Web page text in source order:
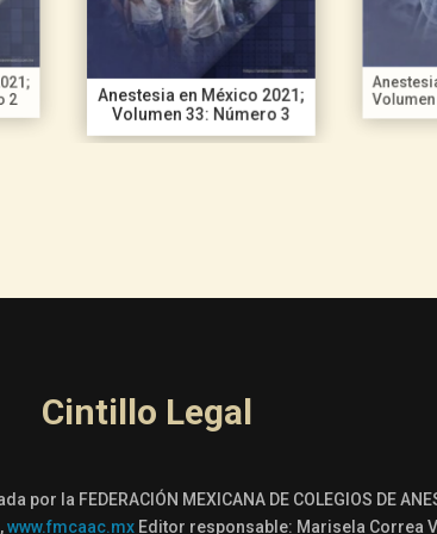
Anestesia en México 2021;
Volumen 33: Número 3
Anestesia en
Volumen 33:
Cintillo Legal
la FEDERACIÓN MEXICANA DE COLEGIOS DE
www.fmcaac.mxEditor responsable: Marisela Correa